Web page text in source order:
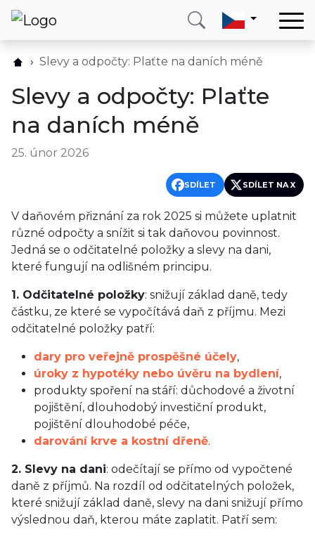
Země
O nás
Blog
Zavolejte mi Přihlásit se
Slevy a odpočty: Plaťte na daních méně
Slevy a odpočty: Plaťte
na daních méně
25. únor 2026
SDÍLET SDÍLET NA X
V daňovém přiznání za rok 2025 si můžete uplatnit
různé odpočty a snížit si tak daňovou povinnost.
Jedná se o odčitatelné položky a slevy na dani,
které fungují na odlišném principu.
1. Odčitatelné položky: snižují základ daně, tedy
částku, ze které se vypočítává daň z příjmu. Mezi
odčitatelné položky patří:
dary pro veřejně prospěšné účely,
úroky z hypotéky nebo úvěru na bydlení,
produkty spoření na stáří: důchodové a životní
pojištění, dlouhodobý investiční produkt,
pojištění dlouhodobé péče,
darování krve a kostní dřeně.
2. Slevy na dani: odečítají se přímo od vypočtené
daně z příjmů. Na rozdíl od odčitatelných položek,
které snižují základ daně, slevy na dani snižují přímo
výslednou daň, kterou máte zaplatit. Patří sem: